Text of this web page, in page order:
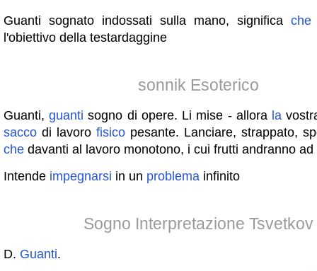
Guanti sognato indossati sulla mano, significa che
l'obiettivo della testardaggine
sonnik Esoterico
Guanti,guanti sogno di opere. Li mise - allora la
sacco di lavoro fisico pesante. Lanciare, strappato,
che davanti al lavoro monotono, i cui frutti andranno ad
Intende impegnarsi in un problema infinito
Sogno Interpretazione Tsvetkov
D. Guanti.